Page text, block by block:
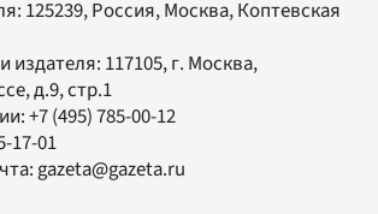
125239, Россия, Москва, Коптевская
издателя: 117105, г. Москва,
д.9, стр.1
+7 (495) 785-00-12
17-01
gazeta@gazeta.ru